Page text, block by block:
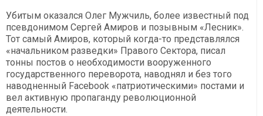
Убитым оказался Олег Мужчиль, более известный под
псевдонимом Сергей Амиров и позывным «Лесник».
Тот самый Амиров, который когда-то представлялся
«начальником разведки» Правого Сектора, писал
тонны постов о необходимости вооруженного
государственного переворота, наводнял и без того
наводненный Facebook «патриотическими» постами и
вел активную пропаганду революционной
деятельности.